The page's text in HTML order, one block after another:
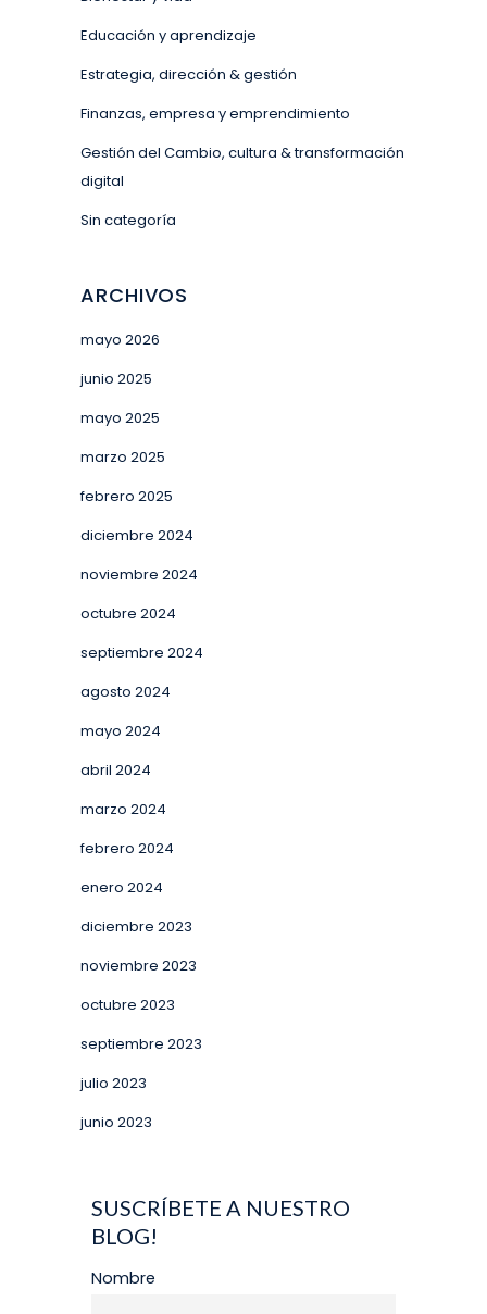
Educación y aprendizaje
Estrategia, dirección & gestión
Finanzas, empresa y emprendimiento
Gestión del Cambio, cultura & transformación
digital
Sin categoría
ARCHIVOS
mayo 2026
junio 2025
mayo 2025
marzo 2025
febrero 2025
diciembre 2024
noviembre 2024
octubre 2024
septiembre 2024
agosto 2024
mayo 2024
abril 2024
marzo 2024
febrero 2024
enero 2024
diciembre 2023
noviembre 2023
octubre 2023
septiembre 2023
julio 2023
junio 2023
SUSCRÍBETE A NUESTRO
BLOG!
Nombre